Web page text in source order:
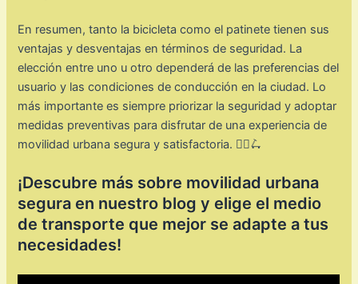
En resumen, tanto la bicicleta como el patinete tienen sus
ventajas y desventajas en términos de seguridad. La
elección entre uno u otro dependerá de las preferencias del
usuario y las condiciones de conducción en la ciudad. Lo
más importante es siempre priorizar la seguridad y adoptar
medidas preventivas para disfrutar de una experiencia de
movilidad urbana segura y satisfactoria. 🚴‍♂️🛴
¡Descubre más sobre movilidad urbana
segura en nuestro blog y elige el medio
de transporte que mejor se adapte a tus
necesidades!